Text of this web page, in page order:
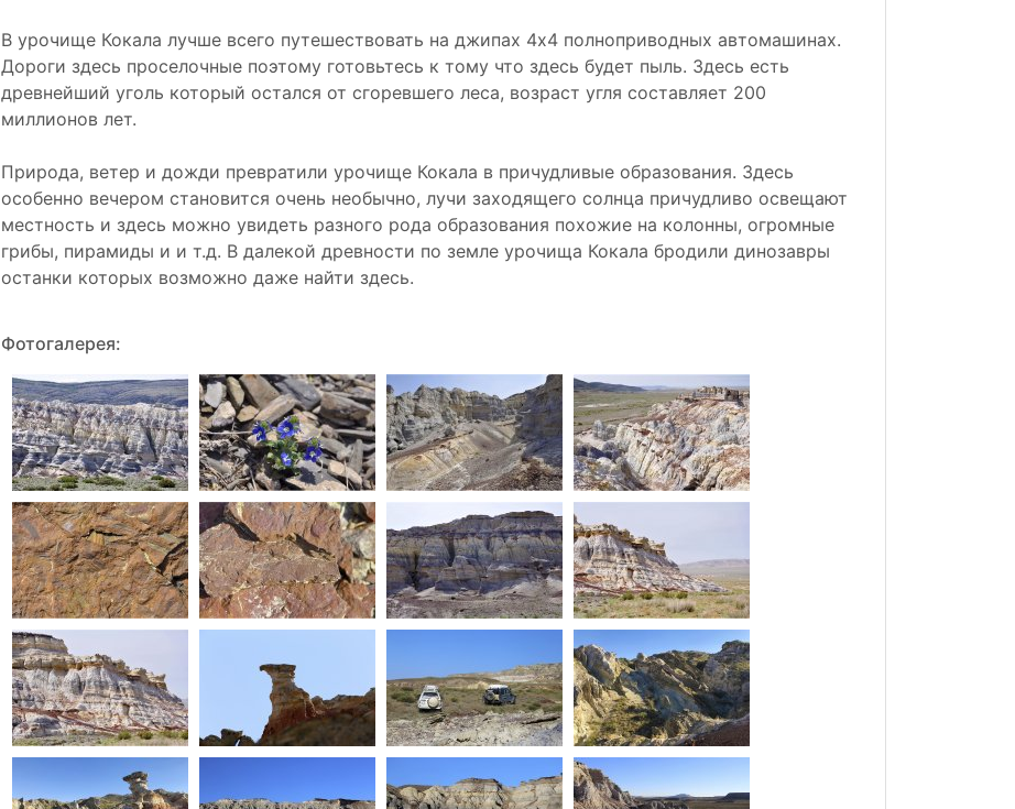
В урочище Кокала лучше всего путешествовать на джипах 4х4 полноприводных автомашинах.
Дороги здесь проселочные поэтому готовьтесь к тому что здесь будет пыль. Здесь есть
древнейший уголь который остался от сгоревшего леса, возраст угля составляет 200
миллионов лет.
Природа, ветер и дожди превратили урочище Кокала в причудливые образования. Здесь
особенно вечером становится очень необычно, лучи заходящего солнца причудливо освещают
местность и здесь можно увидеть разного рода образования похожие на колонны, огромные
грибы, пирамиды и и т.д. В далекой древности по земле урочища Кокала бродили динозавры
останки которых возможно даже найти здесь.
Фотогалерея: